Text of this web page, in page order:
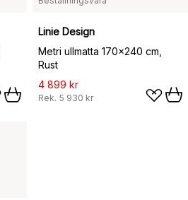
Linie Design
Metri ullmatta 170x240 cm,
Rust
4 899 kr
Rek. 5 930 kr